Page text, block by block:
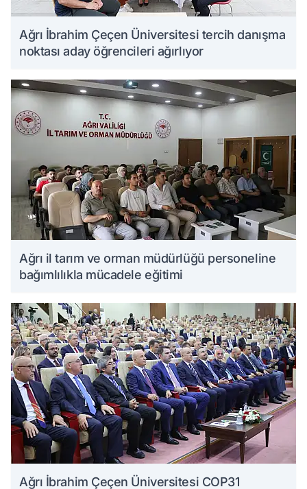
Ağrı İbrahim Çeçen Üniversitesi tercih danışma
noktası aday öğrencileri ağırlıyor
Ağrı il tarım ve orman müdürlüğü personeline
bağımlılıkla mücadele eğitimi
Ağrı İbrahim Çeçen Üniversitesi COP31